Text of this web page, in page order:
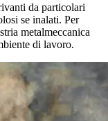
da particolari
se inalati. Per
metalmeccanica
di lavoro.